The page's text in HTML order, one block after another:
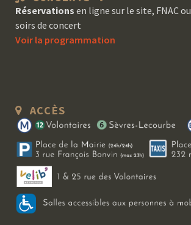
Réservations en ligne sur le site, FNAC
soirs de concert
Voir la programmation
ACCÈS